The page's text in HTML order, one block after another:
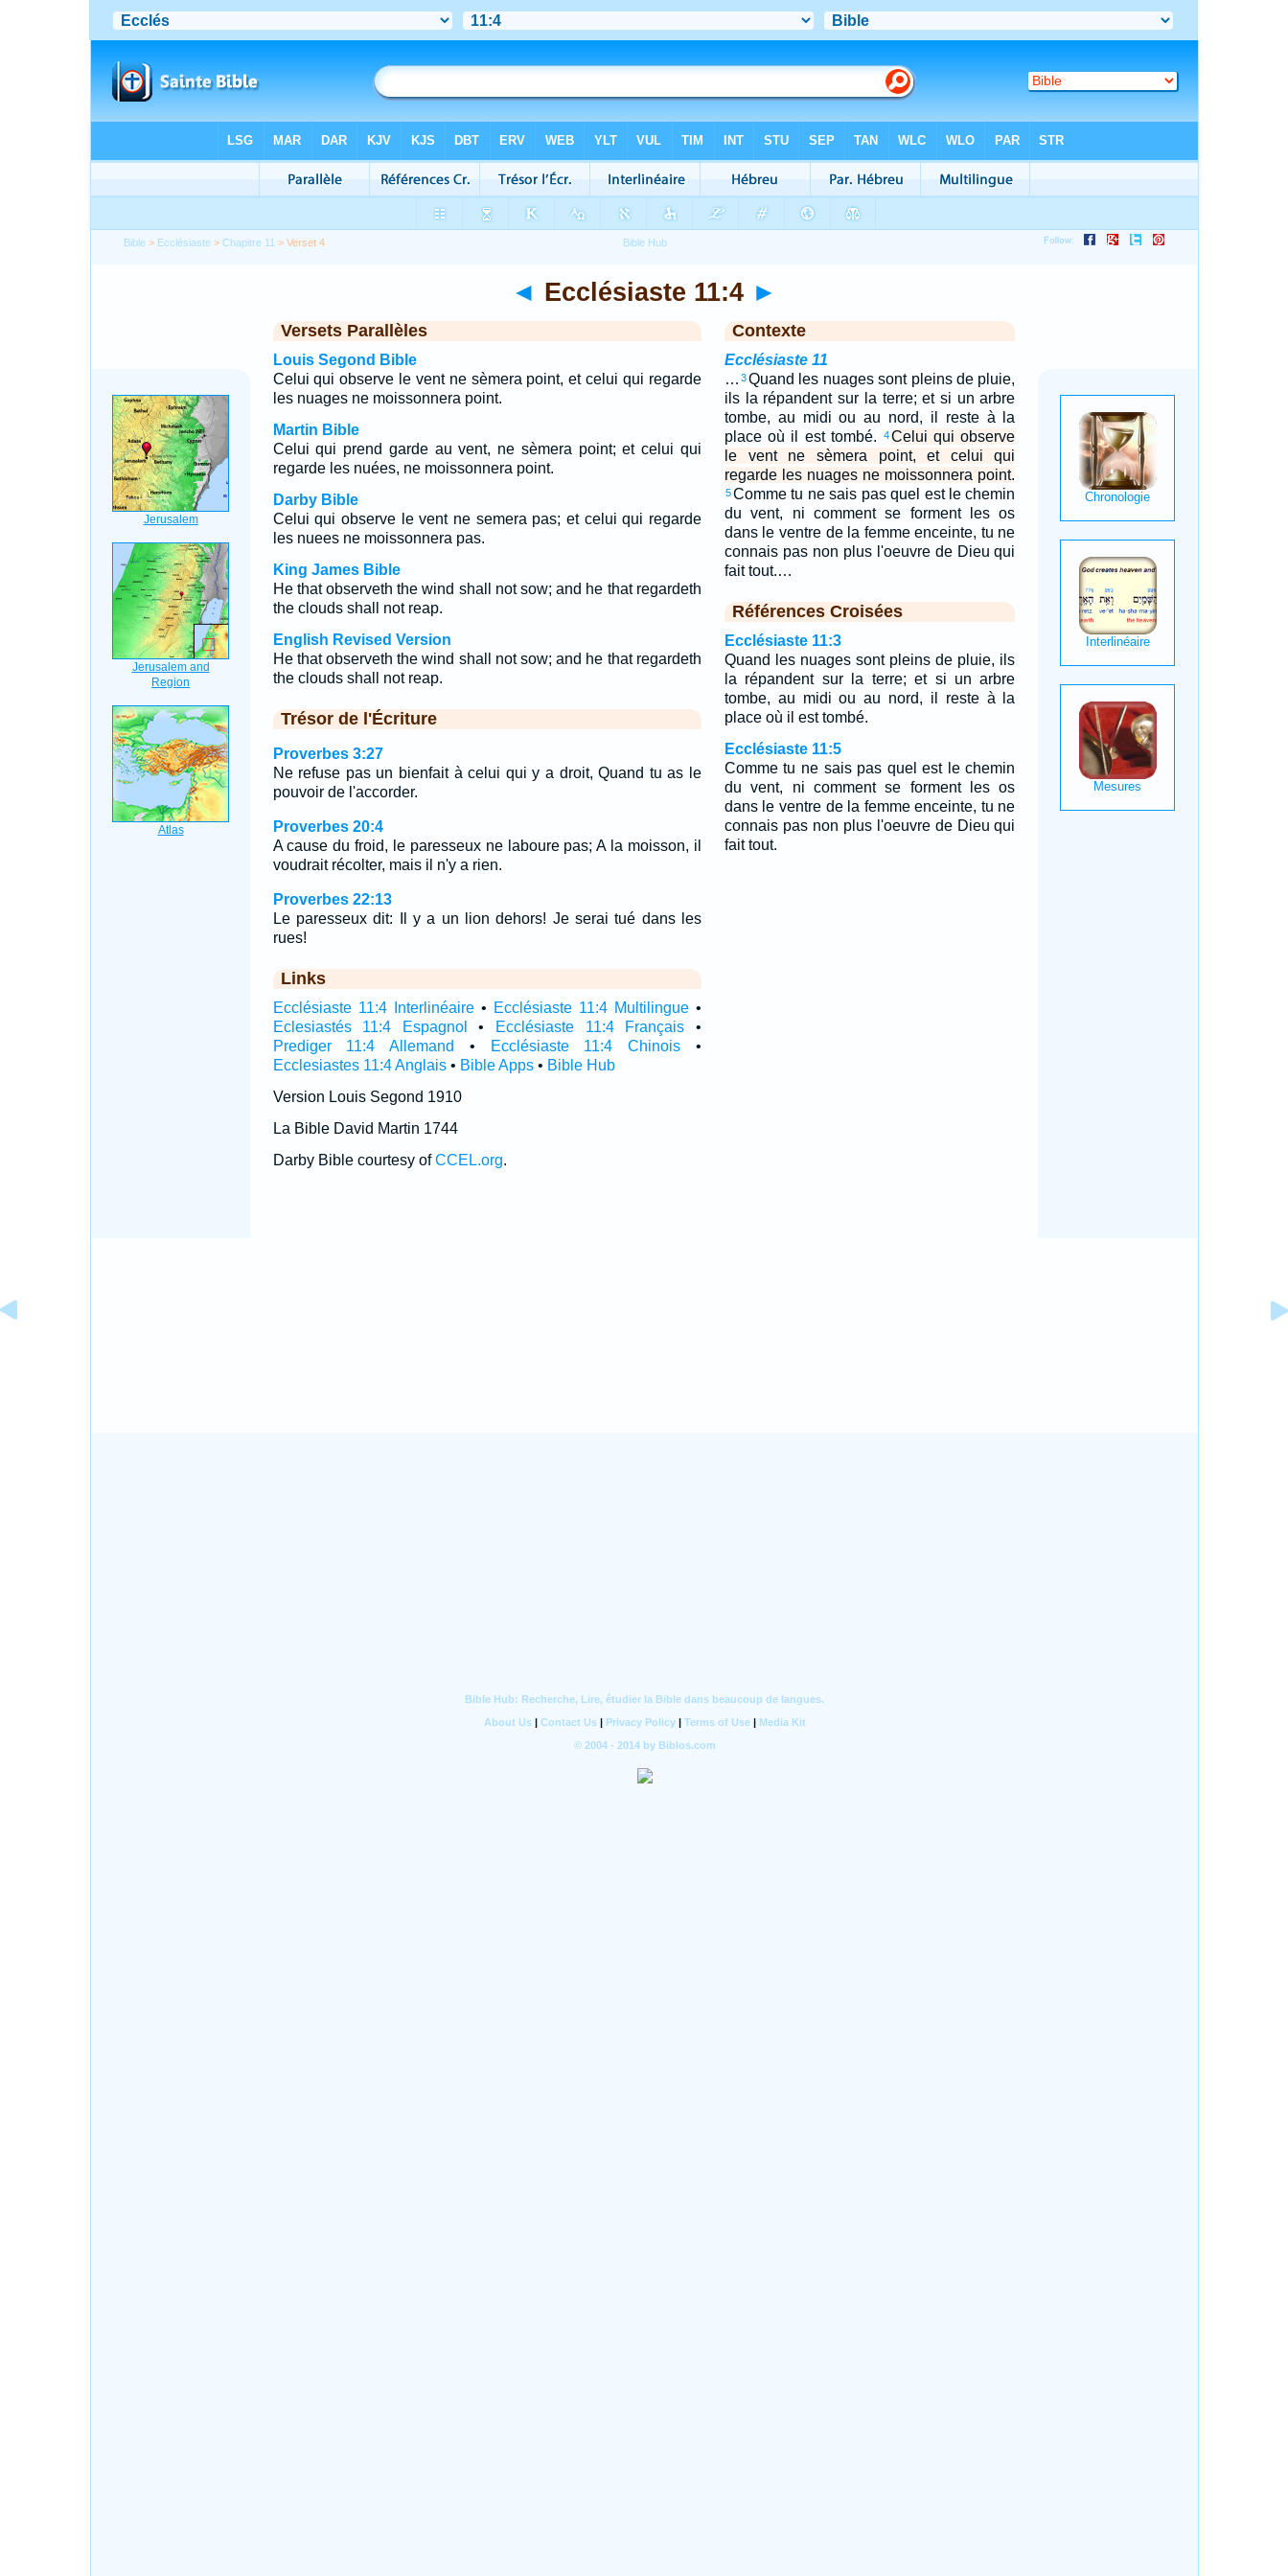
Bible > Ecclésiaste >Chapitre 11 > Verset 4
◄ Ecclésiaste 11:4 ►
Versets Parallèles
Louis Segond Bible
Celui qui observe le vent ne sèmera point, et celui qui regarde
les nuages ne moissonnera point.
Martin Bible
Celui qui prend garde au vent, ne sèmera point; et celui qui
regarde les nuées, ne moissonnera point.
Darby Bible
Celui qui observe le vent ne semera pas; et celui qui regarde
les nuees ne moissonnera pas.
King James Bible
He that observeth the wind shall not sow; and he that regardeth
the clouds shall not reap.
English Revised Version
He that observeth the wind shall not sow; and he that regardeth
the clouds shall not reap.
Trésor de l'Écriture
Proverbes 3:27
Ne refuse pas un bienfait à celui qui y a droit, Quand tu as le
pouvoir de l'accorder.
Proverbes 20:4
A cause du froid, le paresseux ne laboure pas; A la moisson, il
voudrait récolter, mais il n'y a rien.
Proverbes 22:13
Le paresseux dit: Il y a un lion dehors! Je serai tué dans les
rues!
Links
Ecclésiaste 11:4 Interlinéaire• Ecclésiaste 11:4 Multilingue•
Eclesiastés 11:4 Espagnol
• Ecclésiaste 11:4 Français •
Prediger 11:4 Allemand
• Ecclésiaste 11:4 Chinois •
Ecclesiastes 11:4 Anglais• Bible Apps• Bible Hub
Version Louis Segond 1910
La Bible David Martin 1744
Darby Bible courtesy ofCCEL.org.
Contexte
Ecclésiaste 11
… 3Quand les nuages sont pleins de pluie,
ils la répandent sur la terre; et si un arbre
tombe, au midi ou au nord, il reste à la
place où il est tombé.
4Celui qui observe
le vent ne sèmera point, et celui qui
regarde les nuages ne moissonnera point.
5Comme tu ne sais pas quel est le chemin
du vent, ni comment se forment les os
dans le ventre de la femme enceinte, tu ne
connais pas non plus l'oeuvre de Dieu qui
fait tout.…
Références Croisées
Ecclésiaste 11:3
Quand les nuages sont pleins de pluie, ils
la répandent sur la terre; et si un arbre
tombe, au midi ou au nord, il reste à la
place où il est tombé.
Ecclésiaste 11:5
Comme tu ne sais pas quel est le chemin
du vent, ni comment se forment les os
dans le ventre de la femme enceinte, tu ne
connais pas non plus l'oeuvre de Dieu qui
fait tout.